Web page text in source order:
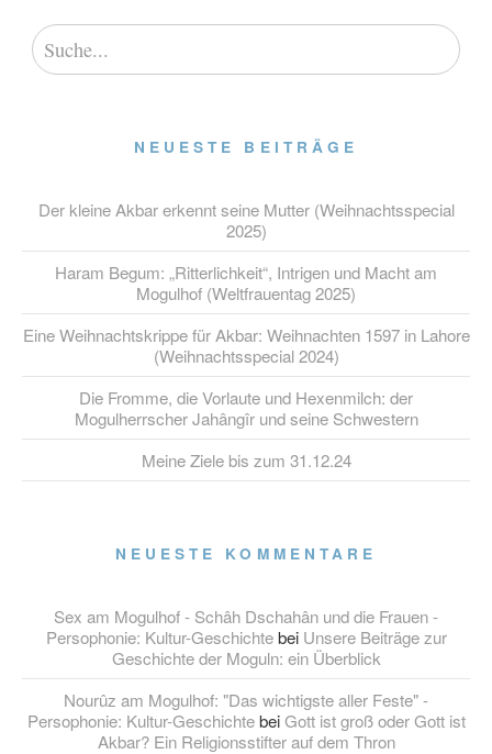
NEUESTE BEITRÄGE
Der kleine Akbar erkennt seine Mutter (Weihnachtsspecial
2025)
Haram Begum: „Ritterlichkeit“, Intrigen und Macht am
Mogulhof (Weltfrauentag 2025)
Eine Weihnachtskrippe für Akbar: Weihnachten 1597 in Lahore
(Weihnachtsspecial 2024)
Die Fromme, die Vorlaute und Hexenmilch: der
Mogulherrscher Jahângîr und seine Schwestern
Meine Ziele bis zum 31.12.24
NEUESTE KOMMENTARE
Sex am Mogulhof - Schâh Dschahân und die Frauen -
Persophonie: Kultur-Geschichtebei Unsere Beiträge zur
Geschichte der Moguln: ein Überblick
Nourûz am Mogulhof: "Das wichtigste aller Feste" -
Persophonie: Kultur-GeschichtebeiGott ist groß oder Gott ist
Akbar? Ein Religionsstifter auf dem Thron